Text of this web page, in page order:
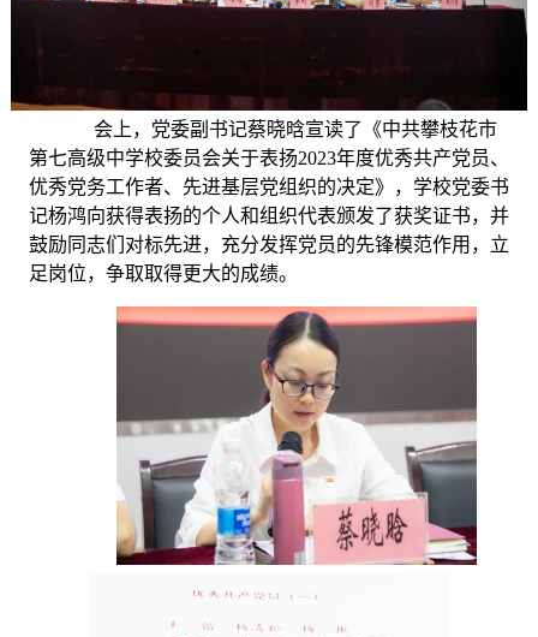
会上，党委副书记蔡晓晗宣读了《中共攀枝花市
第七高级中学校委员会关于表扬2023年度优秀共产党员、
优秀党务工作者、先进基层党组织的决定》，学校党委书
记杨鸿向获得表扬的个人和组织代表颁发了获奖证书，并
鼓励同志们对标先进，充分发挥党员的先锋模范作用，立
足岗位，争取取得更大的成绩。